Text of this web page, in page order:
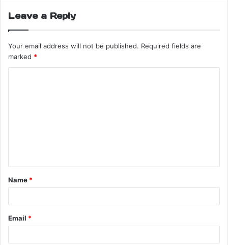
Leave a Reply
Your email address will not be published. Required fields are
marked *
Name *
Email *